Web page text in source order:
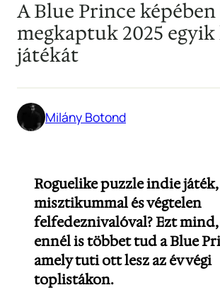
A Blue Prince
megkaptuk 2025
játékát
Milány Botond
Roguelike puzzle indie
misztikummal és végtelen
felfedeznivalóval? Ezt mind,
ennél is többet tud a Blue
amely tuti ott lesz az év végi
toplistákon.